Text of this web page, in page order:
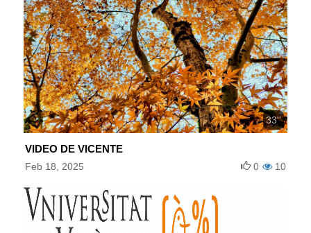
33''
VIDEO DE VICENTE
Feb 18, 2025 10
0